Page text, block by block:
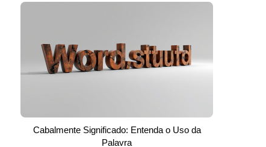
Cabalmente Significado: Entenda o Uso da
Palavra